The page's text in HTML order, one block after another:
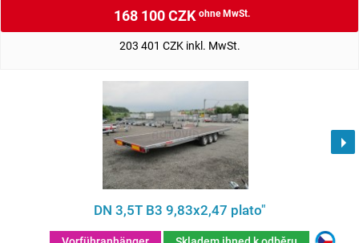
168 100 CZKohne MwSt.
203 401 CZK inkl. MwSt.
DN 3,5T B3 9,83x2,47 plato"